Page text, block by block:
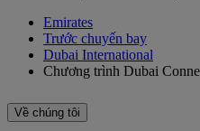
Emirates
Trước chuyến bay
Dubai International
Chương trình Dubai
Về chúng tôi